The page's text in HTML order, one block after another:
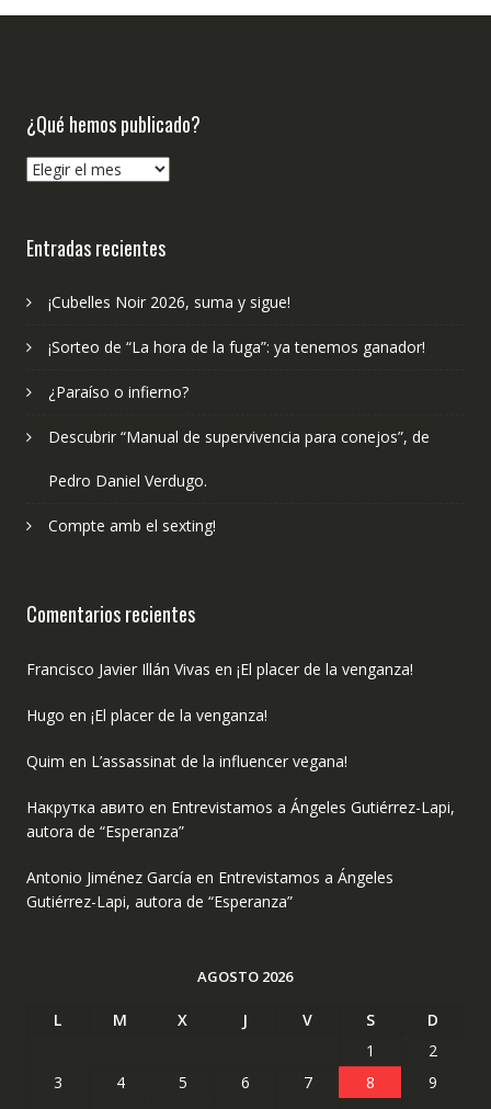
¿Qué hemos publicado?
¿Qué
Entradas recientes
¡Cubelles Noir 2026, suma y sigue!
¡Sorteo de “La hora de la fuga”: ya tenemos ganador!
¿Paraíso o infierno?
Descubrir “Manual de supervivencia para conejos”, de
Pedro Daniel Verdugo.
Compte amb el sexting!
Comentarios recientes
Francisco Javier Illán Vivas en ¡El placer de la venganza!
Hugo en ¡El placer de la venganza!
Quim en L’assassinat de la influencer vegana!
Накрутка авито en Entrevistamos a Ángeles Gutiérrez-Lapi,
autora de “Esperanza”
Antonio Jiménez García en Entrevistamos a Ángeles
Gutiérrez-Lapi, autora de “Esperanza”
AGOSTO 2026
L M X J V S
D
1
2
3
4 5 6 7 8
9